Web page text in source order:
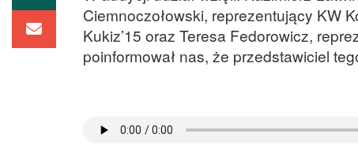
Ciemnoczołowski, reprezentujący KW
Kukiz’15 oraz Teresa Fedorowicz,
poinformował nas, że przedstawiciel